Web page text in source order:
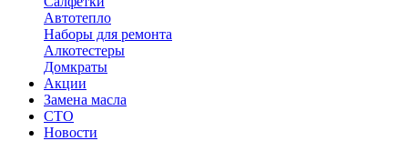
Автотепло
Наборы для ремонта
Алкотестеры
Домкраты
Акции
Замена масла
СТО
Новости